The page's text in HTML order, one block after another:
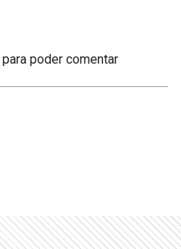
para poder comentar